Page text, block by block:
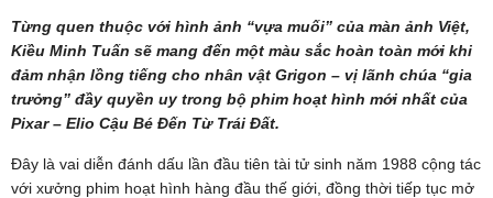
Từng quen thuộc với hình ảnh “vựa muối” của màn ảnh Việt,
Kiều Minh Tuấn sẽ mang đến một màu sắc hoàn toàn mới khi
đảm nhận lồng tiếng cho nhân vật Grigon – vị lãnh chúa “gia
trưởng” đầy quyền uy trong bộ phim hoạt hình mới nhất của
Pixar – Elio Cậu Bé Đến Từ Trái Đất.
Đây là vai diễn đánh dấu lần đầu tiên tài tử sinh năm 1988 cộng tác
với xưởng phim hoạt hình hàng đầu thế giới, đồng thời tiếp tục mở